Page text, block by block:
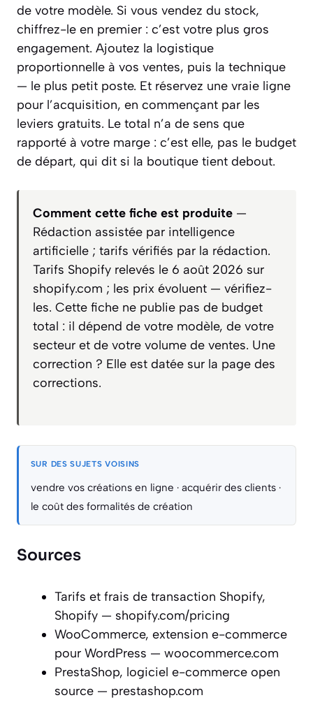
de votre modèle. Si vous vendez du stock,
chiffrez-le en premier : c’est votre plus gros
engagement. Ajoutez la logistique
proportionnelle à vos ventes, puis la technique
— le plus petit poste. Et réservez une vraie ligne
pour l’acquisition, en commençant par les
leviers gratuits. Le total n’a de sens que
rapporté à votre marge : c’est elle, pas le budget
de départ, qui dit si la boutique tient debout.
Comment cette fiche est produite —
Rédaction assistée par intelligence
artificielle ; tarifs vérifiés par la rédaction.
Tarifs Shopify relevés le 6 août 2026 sur
shopify.com ; les prix évoluent — vérifiez-
les. Cette fiche ne publie pas de budget
total : il dépend de votre modèle, de votre
secteur et de votre volume de ventes. Une
correction ? Elle est datée sur la page des
corrections.
SUR DES SUJETS VOISINS
vendre vos créations en ligne · acquérir des clients·
le coût des formalités de création
Sources
Tarifs et frais de transaction Shopify,
Shopify — shopify.com/pricing
WooCommerce, extension e-commerce
pour WordPress — woocommerce.com
PrestaShop, logiciel e-commerce open
source — prestashop.com